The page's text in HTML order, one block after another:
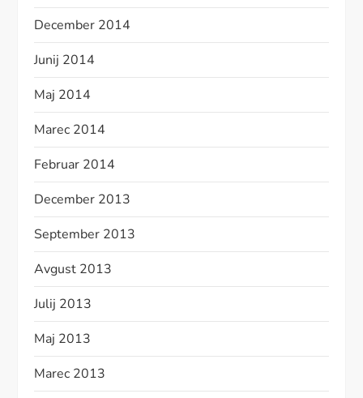
December 2014
Junij 2014
Maj 2014
Marec 2014
Februar 2014
December 2013
September 2013
Avgust 2013
Julij 2013
Maj 2013
Marec 2013